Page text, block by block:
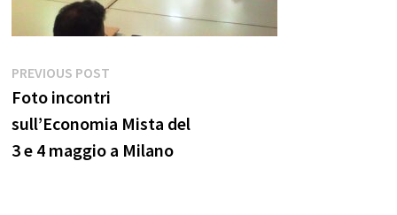
Navigazione
articoli
PREVIOUS POSTPrevious
post:
Foto incontri
sull’Economia Mista del
3 e 4 maggio a Milano